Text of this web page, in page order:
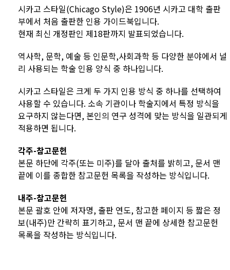
시카고 스타일(Chicago Style)은 1906년 시카고 대학 출판
부에서 처음 출판한 인용 가이드북입니다.
현재 최신 개정판인 제18판까지 발표되었습니다.
역사학, 문학, 예술 등 인문학,사회과학 등 다양한 분야에서 널
리 사용되는 학술 인용 양식 중 하나입니다.
시카고 스타일은 크게 두 가지 인용 방식 중 하나를 선택하여
사용할 수 있습니다. 소속 기관이나 학술지에서 특정 방식을
요구하지 않는다면, 본인의 연구 성격에 맞는 방식을 일관되게
적용하면 됩니다.
각주-참고문헌
본문 하단에 각주(또는 미주)를 달아 출처를 밝히고, 문서 맨
끝에 이를 종합한 참고문헌 목록을 작성하는 방식입니다.
내주-참고문헌
본문 괄호 안에 저자명, 출판 연도, 참고한 페이지 등 짧은 정
보(내주)만 간략히 표기하고, 문서 맨 끝에 상세한 참고문헌
목록을 작성하는 방식입니다.